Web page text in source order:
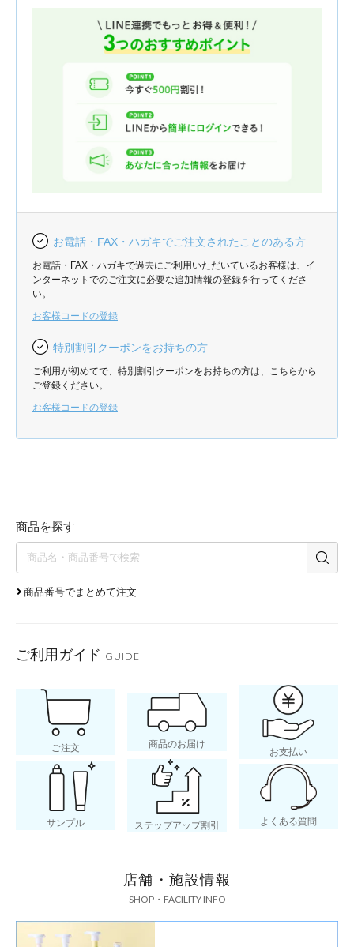
お電話・FAX・ハガキでご注文されたことのある方
お電話・FAX・ハガキで過去にご利用いただいているお客様は、イ
ンターネットでのご注文に必要な追加情報の登録を行ってくださ
い。
お客様コードの登録
特別割引クーポンをお持ちの方
ご利用が初めてで、特別割引クーポンをお持ちの方は、こちらから
ご登録ください。
お客様コードの登録
商品を探す
商品番号でまとめて注文
ご利用ガイド GUIDE
ご注文 商品のお届け
お支払い
サンプル ステップアップ割引 よくある質問
店舗・施設情報
SHOP・FACILITY INFO